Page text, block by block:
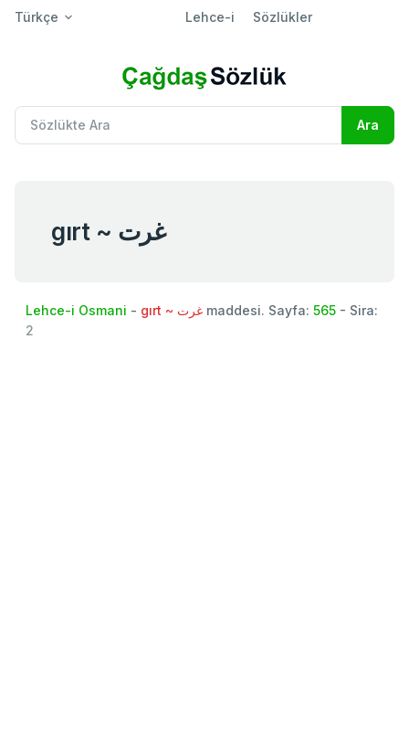
Türkçe Lehce-i Sözlükler
gırt ~ غرت
Lehce-i Osmani - gırt ~ غرت maddesi. Sayfa: 565 - Sira:
2